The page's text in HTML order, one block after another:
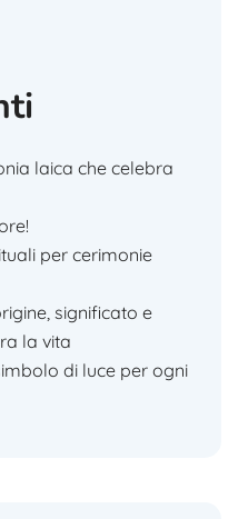
laica che celebra
per cerimonie
significato e
la vita
di luce per ogni